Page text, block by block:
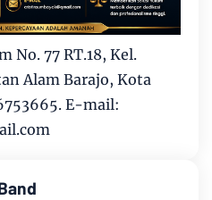
No. 77 RT.18, Kel.
Alam Barajo, Kota
E-mail: